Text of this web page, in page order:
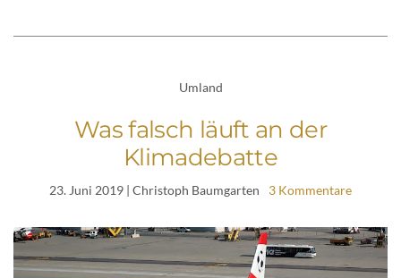
Umland
Was falsch läuft an der
Klimadebatte
23. Juni 2019 | Christoph Baumgarten 3 Kommentare